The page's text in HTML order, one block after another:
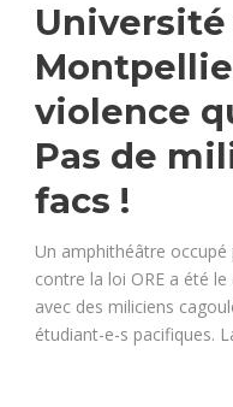
Université
violence
Pas de
facs !
Un amphithéâtre
contre la loi ORE a été
avec des miliciens
étudiant-e-s pacifiques.